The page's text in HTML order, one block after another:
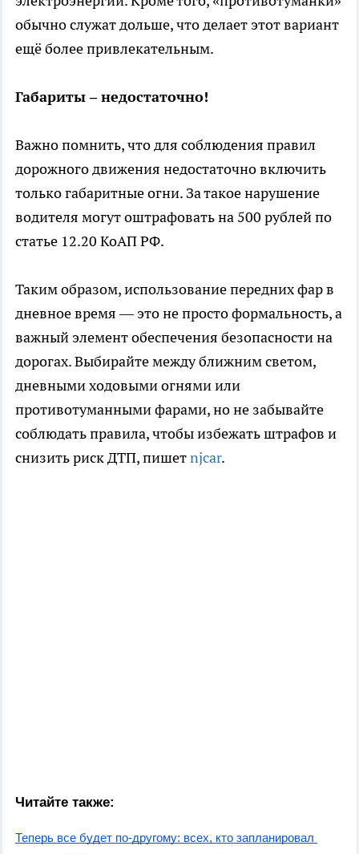
обычно служат дольше, что делает этот вариант
ещё более привлекательным.
Габариты – недостаточно!
Важно помнить, что для соблюдения правил
дорожного движения недостаточно включить
только габаритные огни. За такое нарушение
водителя могут оштрафовать на 500 рублей по
статье 12.20 КоАП РФ.
Таким образом, использование передних фар в
дневное время — это не просто формальность, а
важный элемент обеспечения безопасности на
дорогах. Выбирайте между ближним светом,
дневными ходовыми огнями или
противотуманными фарами, но не забывайте
соблюдать правила, чтобы избежать штрафов и
снизить риск ДТП, пишетnjcar.
Читайте также:
Теперь все будет по-другому: всех, кто запланировал